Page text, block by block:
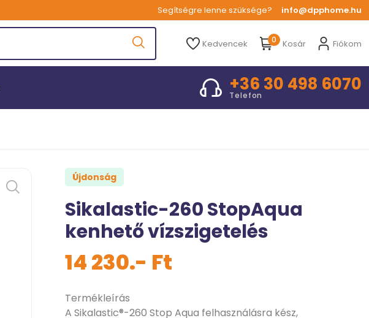
Segítségre lenne szüksége? info@dpphome.hu
Kedvencek 0 Kosár Fiókom
+36 30 498 6070
Telefon
Újdonság
Sikalastic-260 StopAqua
kenhető vízszigetelés
14 230.- Ft
Termékleírás
A Sikalastic®-260 Stop Aqua felhasználásra kész,